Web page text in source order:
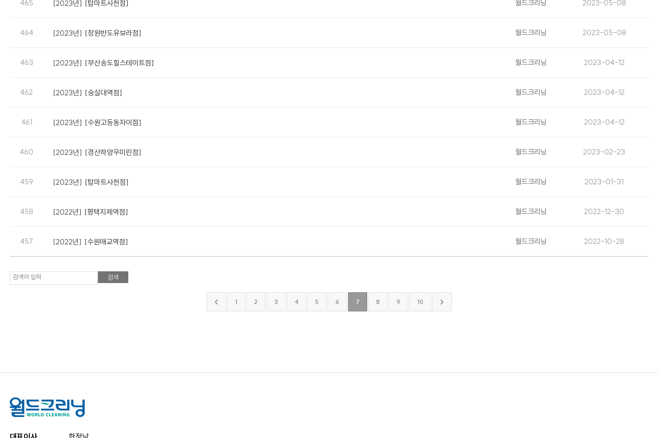
465 [2023년] [탑마트사천점] 월드크리닝 2023-05-08
464 [2023년] [창원반도유보라점] 월드크리닝 2023-05-08
463 [2023년] [부산송도힐스테이트점] 월드크리닝 2023-04-12
462 [2023년] [숭실대역점] 월드크리닝 2023-04-12
461 [2023년] [수원고등동자이점] 월드크리닝 2023-04-12
460 [2023년] [경산하양우미린점] 월드크리닝 2023-02-23
459 [2023년] [탑마트사천점] 월드크리닝 2023-01-31
458 [2022년] [평택지제역점] 월드크리닝 2022-12-30
457 [2022년] [수원매교역점] 월드크리닝 2022-10-28
검색어 입력
1 2 3 4 5 6 7 8 9 10